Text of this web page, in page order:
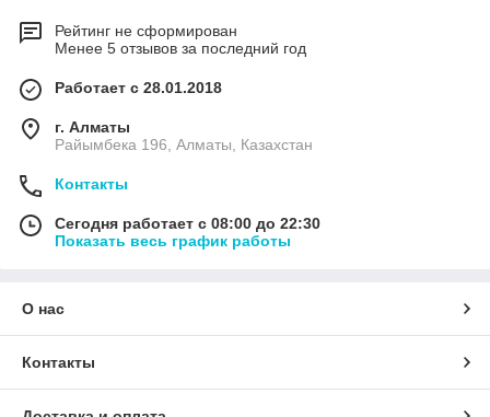
Рейтинг не сформирован
Менее 5 отзывов за последний год
Работает с 28.01.2018
г. Алматы
Райымбека 196, Алматы, Казахстан
Контакты
Сегодня работает с 08:00 до 22:30
Показать весь график работы
О нас
Контакты